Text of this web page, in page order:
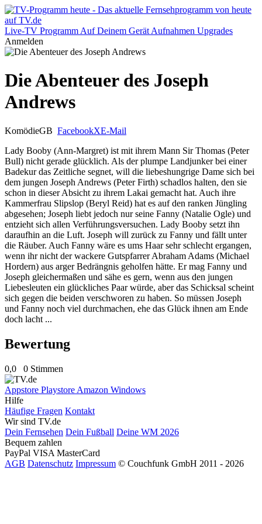
Live-TV Programm Auf Deinem Gerät Aufnahmen Upgrades
Anmelden
Die Abenteuer des Joseph
Andrews
KomödieGB FacebookXE-Mail
Lady Booby (Ann-Margret) ist mit ihrem Mann Sir Thomas (Peter
Bull) nicht gerade glücklich. Als der plumpe Landjunker bei einer
Badekur das Zeitliche segnet, will die liebeshungrige Dame sich bei
dem jungen Joseph Andrews (Peter Firth) schadlos halten, den sie
schon in dieser Absicht zu ihrem Lakai gemacht hat. Auch ihre
Kammerfrau Slipslop (Beryl Reid) hat es auf den ranken Jüngling
abgesehen; Joseph liebt jedoch nur seine Fanny (Natalie Ogle) und
entzieht sich allen Verführungsversuchen. Lady Booby setzt ihn
daraufhin an die Luft. Joseph will zurück zu Fanny und fällt unter
die Räuber. Auch Fanny wäre es ums Haar sehr schlecht ergangen,
wenn ihr nicht der wackere Gutspfarrer Abraham Adams (Michael
Hordern) aus arger Bedrängnis geholfen hätte. Er mag Fanny und
Joseph gleichermaßen und sähe es gern, wenn aus den jungen
Liebesleuten ein glückliches Paar würde, aber das Schicksal scheint
sich gegen die beiden verschworen zu haben. So müssen Joseph
und Fanny noch viel durchmachen, ehe das Glück ihnen am Ende
doch lacht ...
Bewertung
0,0 0 Stimmen
Appstore Playstore Amazon Windows
Hilfe
Häufige Fragen Kontakt
Wir sind TV.de
Dein Fernsehen Dein Fußball Deine WM 2026
Bequem zahlen
PayPal VISA MasterCard
AGB Datenschutz Impressum © Couchfunk GmbH 2011 - 2026